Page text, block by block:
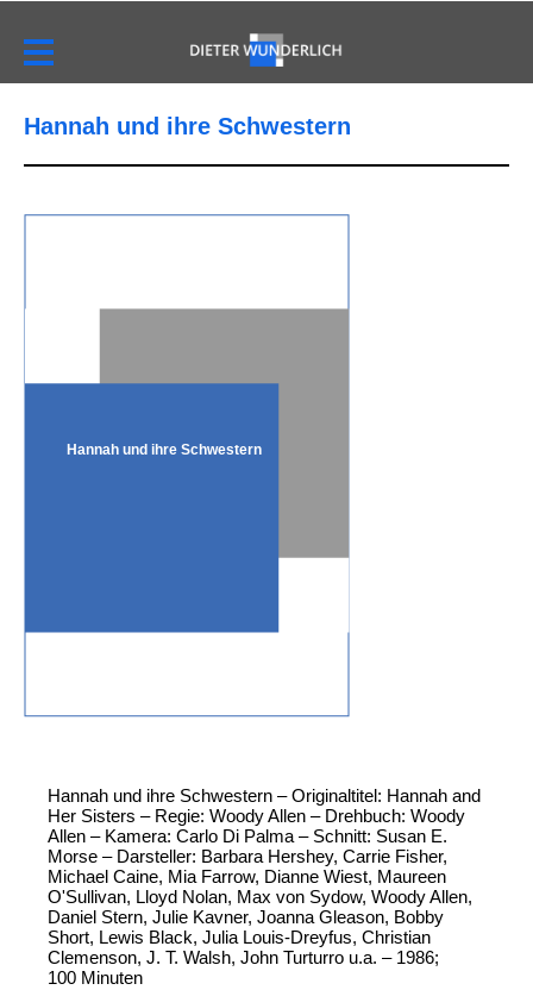
Hannah und ihre Schwestern
Hannah und ihre Schwestern
Hannah und ihre Schwestern – Originaltitel: Hannah and
Her Sisters – Regie: Woody Allen – Drehbuch: Woody
Allen – Kamera: Carlo Di Palma – Schnitt: Susan E.
Morse – Darsteller: Barbara Hershey, Carrie Fisher,
Michael Caine, Mia Farrow, Dianne Wiest, Maureen
O'Sullivan, Lloyd Nolan, Max von Sydow, Woody Allen,
Daniel Stern, Julie Kavner, Joanna Gleason, Bobby
Short, Lewis Black, Julia Louis-Dreyfus, Christian
Clemenson, J. T. Walsh, John Turturro u.a. – 1986;
100 Minuten